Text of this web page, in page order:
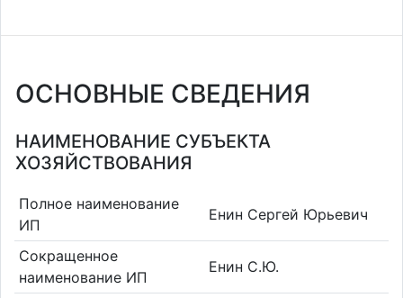
ОСНОВНЫЕ СВЕДЕНИЯ
НАИМЕНОВАНИЕ СУБЪЕКТА
ХОЗЯЙСТВОВАНИЯ
Полное наименование
ИП
Енин Сергей Юрьевич
Сокращенное
наименование ИП
Енин С.Ю.